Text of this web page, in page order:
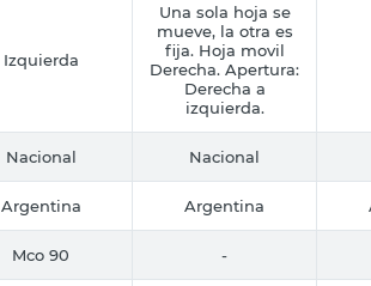
Izquierda
Una sola hoja se
mueve, la otra es
fija. Hoja movil
Derecha. Apertura:
Derecha a
izquierda.
Nacional Nacional
Argentina Argentina
Mco 90 -